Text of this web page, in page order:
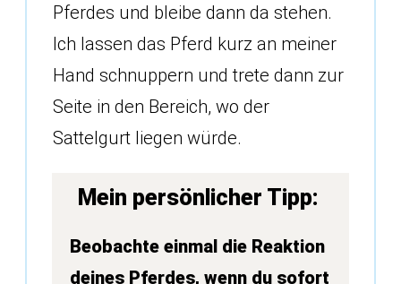
Pferdes und bleibe dann da stehen.
Ich lassen das Pferd kurz an meiner
Hand schnuppern und trete dann zur
Seite in den Bereich, wo der
Sattelgurt liegen würde.
Mein persönlicher Tipp:
Beobachte einmal die Reaktion
deines Pferdes, wenn du sofort